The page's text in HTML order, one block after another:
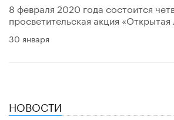
8 февраля 2020 года состоится
просветительская акция
30 января
НОВОСТИ